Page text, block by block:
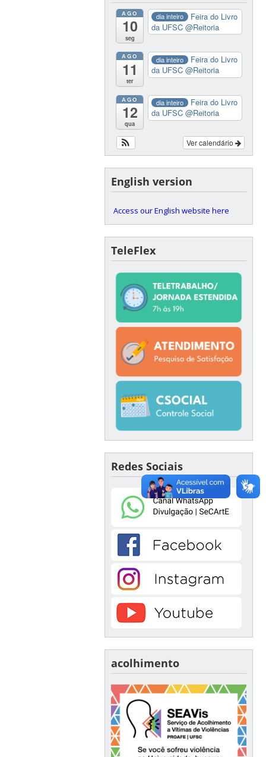
AGO
10
seg
dia inteiro
Feira do Livro
da UFSC@Reitoria
AGO
11
ter
dia inteiro
Feira do Livro
da UFSC@Reitoria
AGO
12
qua
dia inteiro
Feira do Livro
da UFSC@Reitoria
Ver calendário
English version
Access our English website here
TeleFlex
Redes Sociais
acolhimento